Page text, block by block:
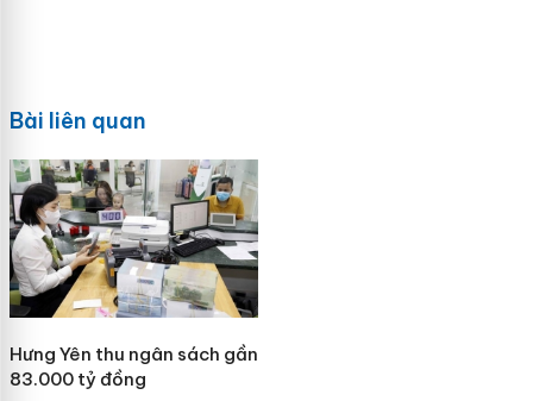
Bài liên quan
Hưng Yên thu ngân sách gần
83.000 tỷ đồng